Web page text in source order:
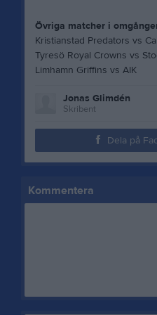
Övriga matcher i
Kristianstad Predators vs
Tyresö Royal Crowns vs
Limhamn Griffins vs AIK
Jonas Glimdén
Skribent
Dela på
Kommentera